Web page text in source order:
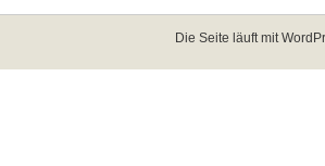
Die Seite läuft mit